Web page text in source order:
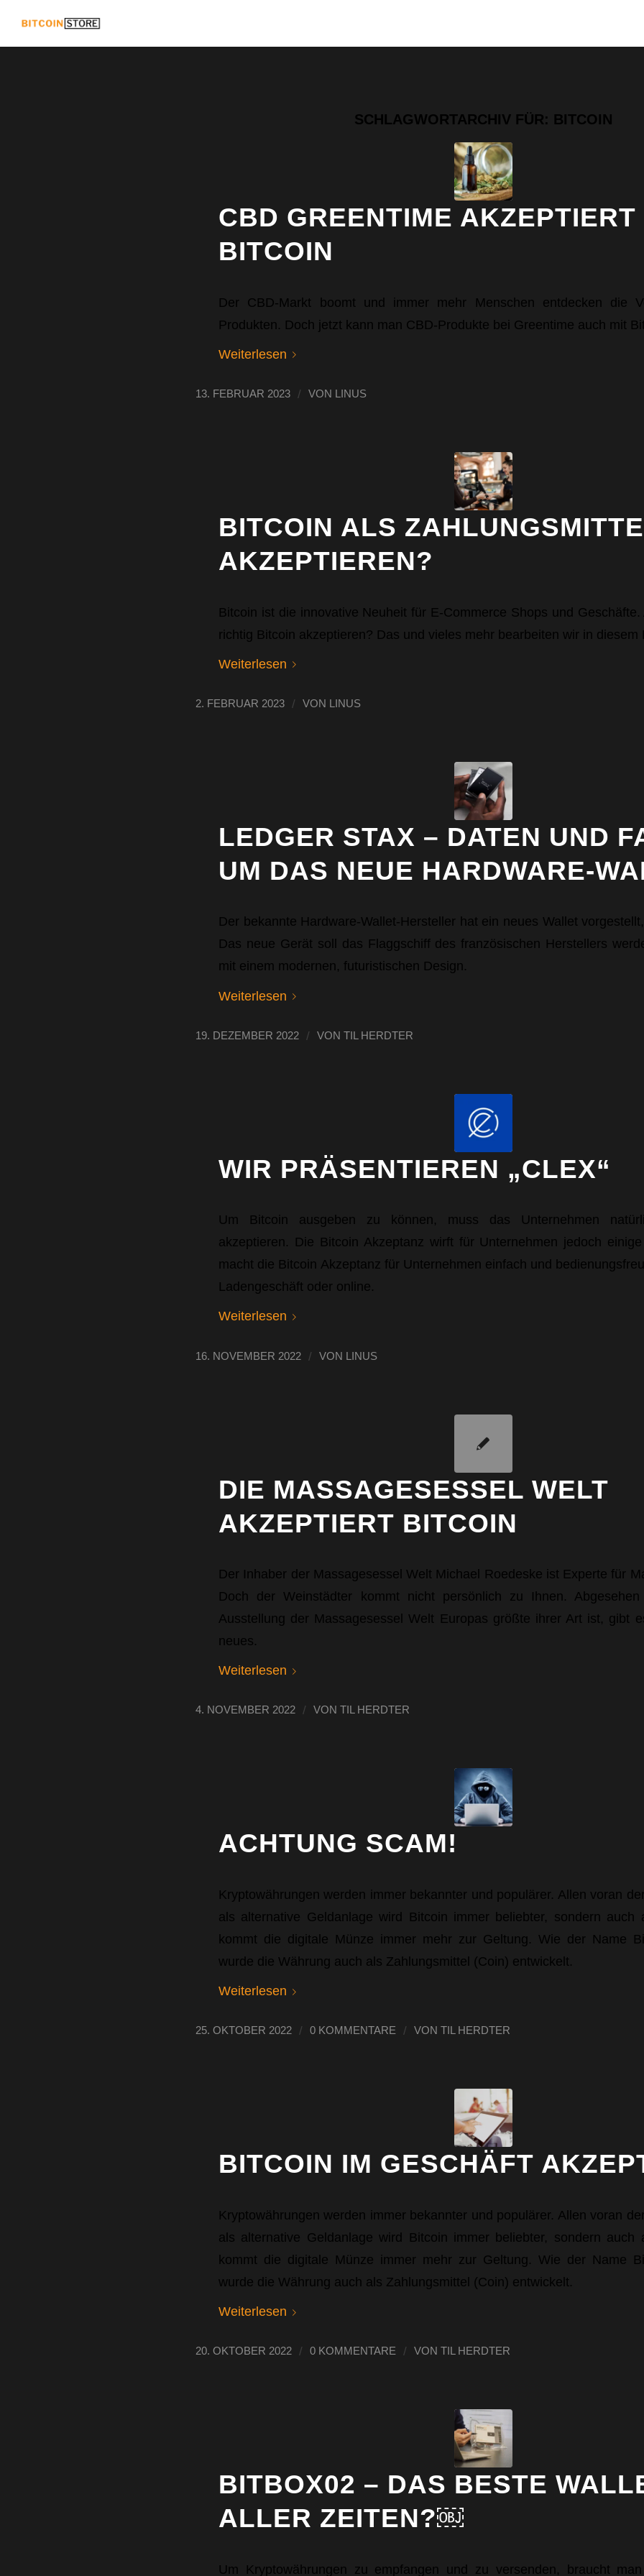
SCHLAGWORTARCHIV FÜR: BITCOIN
CBD GREENTIME AKZEPTIERT
BITCOIN
Der CBD-Markt boomt und immer mehr Menschen entdecken die
Produkten. Doch jetzt kann man CBD-Produkte bei Greentime auch mit
Weiterlesen
13. FEBRUAR 2023 / VON LINUS
BITCOIN ALS
AKZEPTIEREN?
Bitcoin ist die innovative Neuheit für E-Commerce Shops und
richtig Bitcoin akzeptieren? Das und vieles mehr bearbeiten wir in
Weiterlesen
2. FEBRUAR 2023 / VON LINUS
LEDGER STAX – DATEN UND
UM DAS NEUE HARDWARE-
Der bekannte Hardware-Wallet-Hersteller hat ein neues Wallet
Das neue Gerät soll das Flaggschiff des französischen Herstellers
mit einem modernen, futuristischen Design.
Weiterlesen
19. DEZEMBER 2022 / VON TIL HERDTER
WIR PRÄSENTIEREN „CLEX“
Um Bitcoin ausgeben zu können, muss das Unternehmen
akzeptieren. Die Bitcoin Akzeptanz wirft für Unternehmen jedoch
macht die Bitcoin Akzeptanz für Unternehmen einfach und
Ladengeschäft oder online.
Weiterlesen
16. NOVEMBER 2022 / VON LINUS
DIE MASSAGESESSEL WELT
AKZEPTIERT BITCOIN
Der Inhaber der Massagesessel Welt Michael Roedeske ist Experte für
Doch der Weinstädter kommt nicht persönlich zu Ihnen.
Ausstellung der Massagesessel Welt Europas größte ihrer Art ist, gibt
neues.
Weiterlesen
4. NOVEMBER 2022 / VON TIL HERDTER
ACHTUNG SCAM!
Kryptowährungen werden immer bekannter und populärer. Allen voran
als alternative Geldanlage wird Bitcoin immer beliebter, sondern auch
kommt die digitale Münze immer mehr zur Geltung. Wie der Name
wurde die Währung auch als Zahlungsmittel (Coin) entwickelt.
Weiterlesen
25. OKTOBER 2022 / 0 KOMMENTARE / VON TIL HERDTER
BITCOIN IM GESCHÄFT
Kryptowährungen werden immer bekannter und populärer. Allen voran
als alternative Geldanlage wird Bitcoin immer beliebter, sondern auch
kommt die digitale Münze immer mehr zur Geltung. Wie der Name
wurde die Währung auch als Zahlungsmittel (Coin) entwickelt.
Weiterlesen
20. OKTOBER 2022 / 0 KOMMENTARE / VON TIL HERDTER
BITBOX02 – DAS BESTE
ALLER ZEITEN?￼
Um Kryptowährungen zu empfangen und zu versenden, braucht